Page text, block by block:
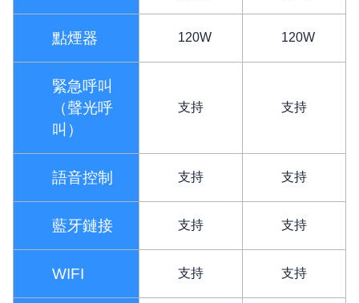
點煙器 120W 120W
緊急呼叫
（聲光呼
叫）
支持 支持
語音控制 支持 支持
藍牙鏈接 支持 支持
WIFI 支持 支持